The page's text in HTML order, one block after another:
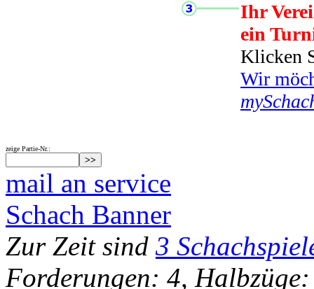
Ihr
ein
Klicken
Wir
zeige Partie-Nr.:
mail an service
Schach Banner
Zur Zeit sind 3
Forderungen: 4,